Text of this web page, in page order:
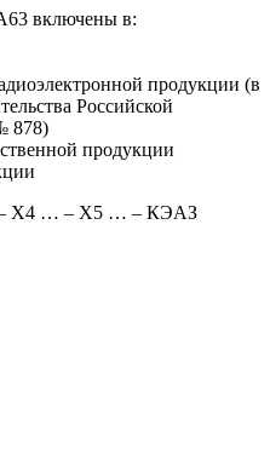
включены в:
продукции (в
Российской
878)
продукции
Х4 … – Х5 … – КЭАЗ